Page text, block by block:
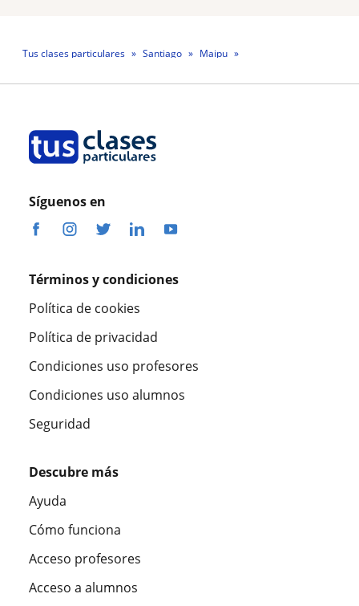
Tus clases particulares Santiago
Maipu
Síguenos en
Términos y condiciones
Política de cookies
Política de privacidad
Condiciones uso profesores
Condiciones uso alumnos
Seguridad
Descubre más
Ayuda
Cómo funciona
Acceso profesores
Acceso a alumnos